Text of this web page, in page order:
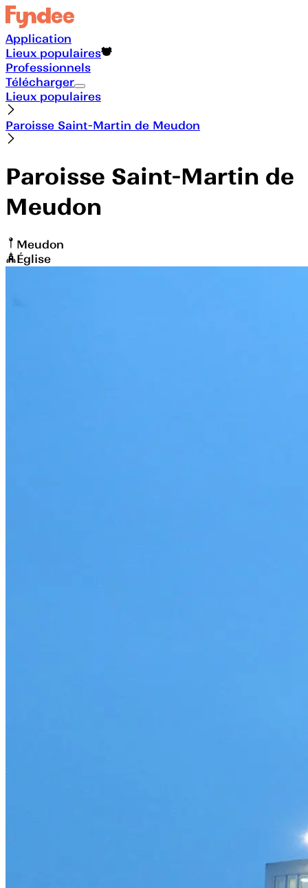
Application
Lieux populaires
Professionnels
Télécharger
Lieux populaires
Paroisse Saint-Martin de Meudon
Paroisse Saint-Martin de
Meudon
Meudon
Église